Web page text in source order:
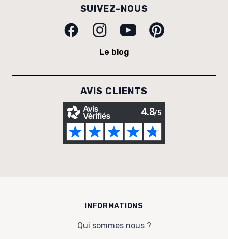
SUIVEZ-NOUS
FacebookInstagramYoutubePinterest
Le blog
AVIS CLIENTS
INFORMATIONS
Qui sommes nous ?